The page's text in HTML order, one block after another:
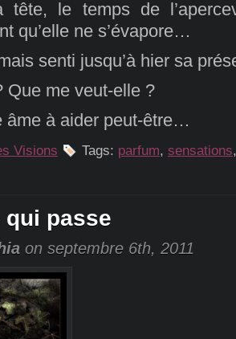
tête, le temps de
qu’elle ne s’évapore…
senti jusqu’à hier sa
Que me veut-elle ?
âme à aider peut-être…
Visions Tags: parfum, sensations
qui passe
on septembre 6th, 2011